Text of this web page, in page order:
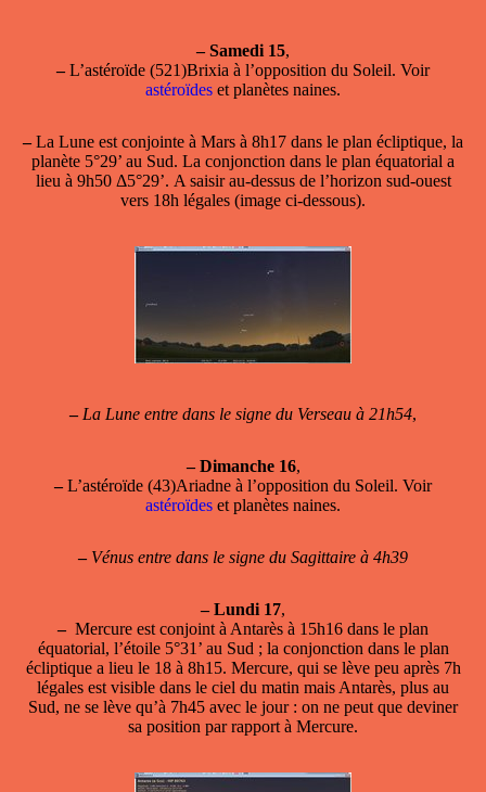
– Samedi 15,
–L’astéroïde (521)Brixia à l’opposition du Soleil. Voir
astéroïdes et planètes naines.
– La Lune est conjointe à Mars à 8h17 dans le plan écliptique, la
planète 5°29’ au Sud. La conjonction dans le plan équatorial a
lieu à 9h50 Δ5°29’. A saisir au-dessus de l’horizon sud-ouest
vers 18h légales (image ci-dessous).
– La Lune entre dans le signe du Verseau à 21h54,
– Dimanche 16,
–L’astéroïde (43)Ariadne à l’opposition du Soleil. Voir
astéroïdes et planètes naines.
– Vénus entre dans le signe du Sagittaire à 4h39
– Lundi 17,
– Mercure est conjoint à Antarès à 15h16 dans le plan
équatorial, l’étoile 5°31’ au Sud ; la conjonction dans le plan
écliptique a lieu le 18 à 8h15. Mercure, qui se lève peu après 7h
légales est visible dans le ciel du matin mais Antarès, plus au
Sud, ne se lève qu’à 7h45 avec le jour : on ne peut que deviner
sa position par rapport à Mercure.